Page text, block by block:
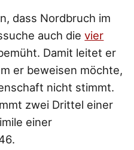
dass Nordbruch im
auch dievier
Damit leitet er
er beweisen möchte,
nicht stimmt.
zwei Drittel einer
einer